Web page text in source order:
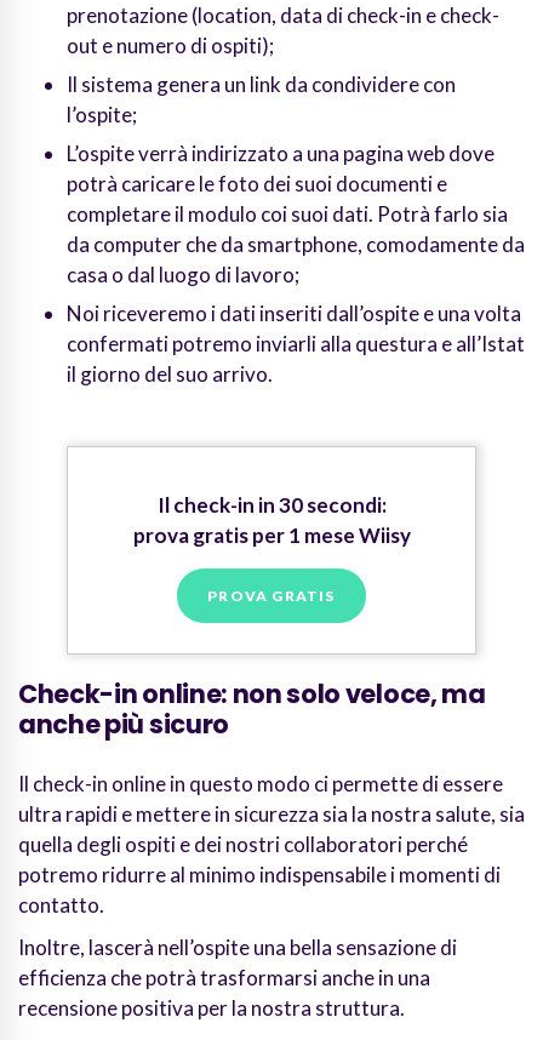
prenotazione (location, data di check-in e check-
out e numero di ospiti);
Il sistema genera un link da condividere con
l’ospite;
L’ospite verrà indirizzato a una pagina web dove
potrà caricare le foto dei suoi documenti e
completare il modulo coi suoi dati. Potrà farlo sia
da computer che da smartphone, comodamente da
casa o dal luogo di lavoro;
Noi riceveremo i dati inseriti dall’ospite e una volta
confermati potremo inviarli alla questura e all’Istat
il giorno del suo arrivo.
Il check-in in 30 secondi:
prova gratis per 1 mese Wiisy
PROVA GRATIS
Check-in online: non solo veloce, ma
anche più sicuro
Il check-in online in questo modo ci permette di essere
ultra rapidi e mettere in sicurezza sia la nostra salute, sia
quella degli ospiti e dei nostri collaboratori perché
potremo ridurre al minimo indispensabile i momenti di
contatto.
Inoltre, lascerà nell’ospite una bella sensazione di
efficienza che potrà trasformarsi anche in una
recensione positiva per la nostra struttura.